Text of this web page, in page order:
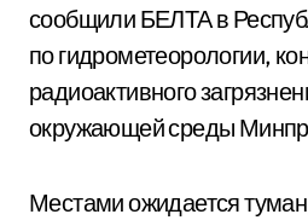
сообщили БЕЛТА в
по гидрометеорологии,
радиоактивного
окружающей среды
Местами ожидается